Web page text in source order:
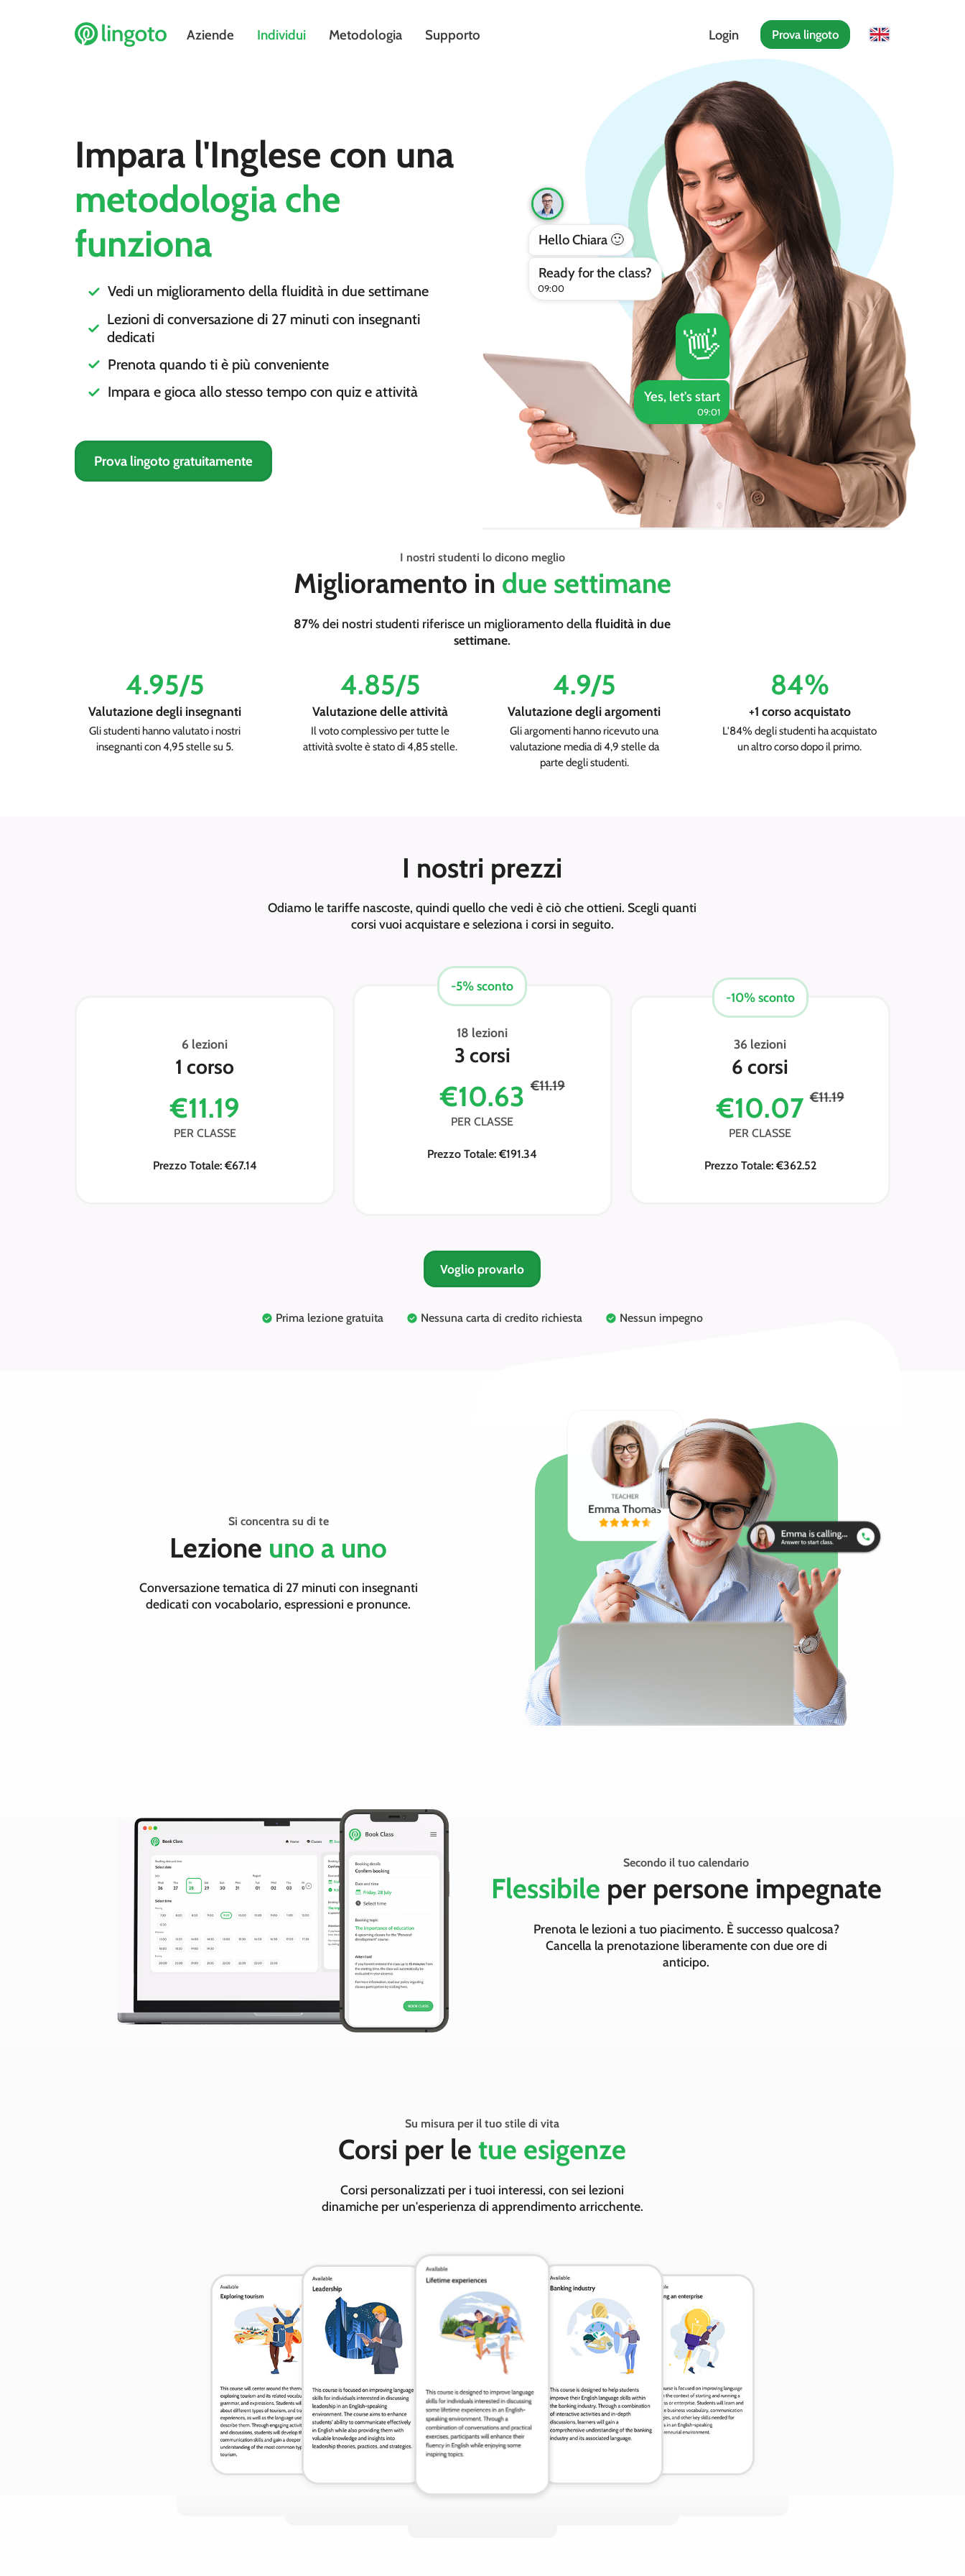
Aziende Individui Metodologia Supporto Login Prova lingoto
Impara l'Inglese con una
metodologia che
funziona
Vedi un miglioramento della fluidità in due settimane
Lezioni di conversazione di 27 minuti con insegnanti
dedicati
Prenota quando ti è più conveniente
Impara e gioca allo stesso tempo con quiz e attività
Prova lingoto gratuitamente
Hello Chiara 🙂
Ready for the class?
09:00
👋
Yes, let's start
09:01
I nostri studenti lo dicono meglio
Miglioramento in due settimane
87%dei nostri studenti riferisce un miglioramento dellafluidità in due
settimane.
4.95/5
Valutazione degli insegnanti
Gli studenti hanno valutato i nostri
insegnanti con 4,95 stelle su 5.
4.85/5
Valutazione delle attività
Il voto complessivo per tutte le
attività svolte è stato di 4,85 stelle.
4.9/5
Valutazione degli argomenti
Gli argomenti hanno ricevuto una
valutazione media di 4,9 stelle da
parte degli studenti.
84%
+1 corso acquistato
L'84% degli studenti ha acquistato
un altro corso dopo il primo.
I nostri prezzi
Odiamo le tariffe nascoste, quindi quello che vedi è ciò che ottieni. Scegli quanti
corsi vuoi acquistare e seleziona i corsi in seguito.
6 lezioni
1 corso
€11.19
PER CLASSE
Prezzo Totale: €67.14
-5% sconto
18 lezioni
3 corsi
€10.63 €11.19
PER CLASSE
Prezzo Totale: €191.34
-10% sconto
36 lezioni
6 corsi
€10.07 €11.19
PER CLASSE
Prezzo Totale: €362.52
Voglio provarlo
Prima lezione gratuita Nessuna carta di credito richiesta Nessun impegno
Si concentra su di te
Lezione uno a uno
Conversazione tematica di 27 minuti con insegnanti
dedicati con vocabolario, espressioni e pronunce.
Secondo il tuo calendario
Flessibile per persone impegnate
Prenota le lezioni a tuo piacimento. È successo qualcosa?
Cancella la prenotazione liberamente con due ore di
anticipo.
Su misura per il tuo stile di vita
Corsi per letue esigenze
Corsi personalizzati per i tuoi interessi, con sei lezioni
dinamiche per un'esperienza di apprendimento arricchente.